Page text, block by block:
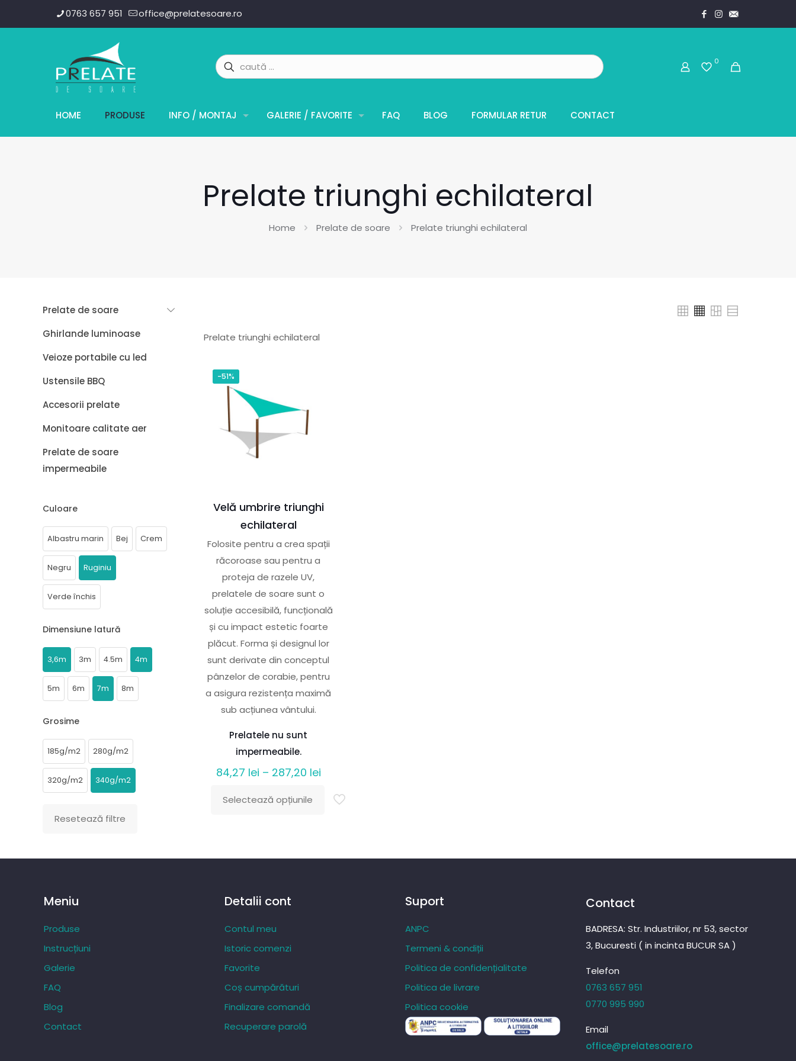
0763 657 951 office@prelatesoare.ro
0
HOME PRODUSE INFO / MONTAJ GALERIE / FAVORITE FAQ BLOG FORMULAR RETUR CONTACT
Prelate triunghi echilateral
Home Prelate de soare Prelate triunghi echilateral
Prelate triunghi echilateral
-51%
Velă umbrire triunghi
echilateral
Folosite pentru a crea spații
răcoroase sau pentru a
proteja de razele UV,
prelatele de soare sunt o
soluție accesibilă, funcțională
și cu impact estetic foarte
plăcut. Forma și designul lor
sunt derivate din conceptul
pânzelor de corabie, pentru
a asigura rezistența maximă
sub acțiunea vântului.
Prelatele nu sunt
impermeabile.
84,27 lei – 287,20 leiInterval
prețuri:
Selectează opțiunile
Acest
mai
Opțiunile
pot
pagina
produsului.
Prelate de soare
Ghirlande luminoase
Veioze portabile cu led
Ustensile BBQ
Accesorii prelate
Monitoare calitate aer
Prelate de soare
impermeabile
Culoare
Albastru marin Bej Crem
Negru Ruginiu
Verde închis
Dimensiune latură
3,6m 3m 4.5m 4m
5m 6m 7m 8m
Grosime
185g/m2 280g/m2
320g/m2 340g/m2
Resetează filtre
Meniu
Produse
Instrucțiuni
Galerie
FAQ
Blog
Contact
Detalii cont
Contul meu
Istoric comenzi
Favorite
Coș cumpărături
Finalizare comandă
Recuperare parolă
Suport
ANPC
Termeni & condiții
Politica de confidențialitate
Politica de livrare
Politica cookie
Contact
BADRESA: Str. Industriilor, nr 53, sector
3, Bucuresti ( in incinta BUCUR SA )
Telefon
0763 657 951
0770 995 990
Email
office@prelatesoare.ro